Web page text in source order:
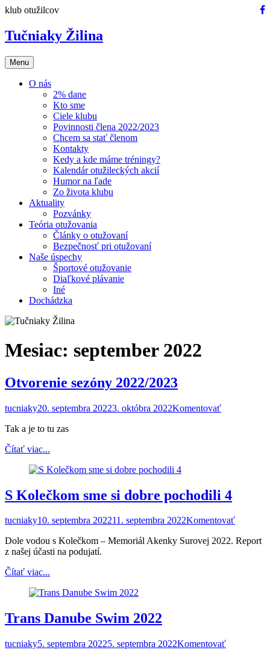
Preskočiť
obsah
klub otužilcov
Tučniaky Žilina
Menu
O nás
2% dane
Kto sme
Ciele klubu
Povinnosti člena 2022/2023
Chcem sa stať členom
Kontakty
Kedy a kde máme tréningy?
Kalendár otužileckých akcií
Humor na ľade
Zo života klubu
Aktuality
Pozvánky
Teória otužovania
Články o otužovaní
Bezpečnosť pri otužovaní
Naše úspechy
Športové otužovanie
Diaľkové plávanie
Iné
Dochádzka
Mesiac: september 2022
Otvorenie sezóny 2022/2023
tucniaky20. septembra 20223. októbra 2022Komentovať
Tak a je to tu zas
Čítať viac...
S Kolečkom sme si dobre pochodili 4
tucniaky10. septembra 202211. septembra 2022Komentovať
Dole vodou s Kolečkom – Memoriál Akenky Surovej 2022. Report
z našej účasti na podujatí.
Čítať viac...
Trans Danube Swim 2022
tucniaky5. septembra 20225. septembra 2022Komentovať